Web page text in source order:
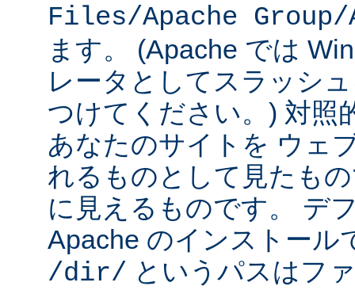
Files/Apache Group/
ます。 (Apache では
レータとしてスラッシ
つけてください。) 対照
あなたのサイトを ウェ
れるものとして見たも
に見えるものです。 デ
Apache のインストール
/dir/ というパスはフ